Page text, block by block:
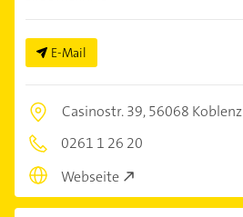
E-Mail
Casinostr. 39,56068 Koblenz
0261 1 26 20
Webseite